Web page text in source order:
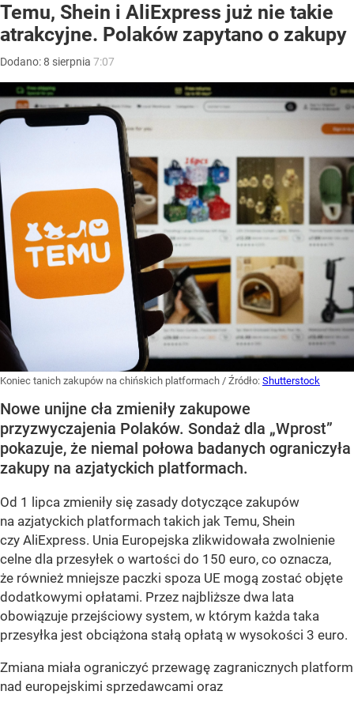
Temu, Shein i AliExpress już nie takie
atrakcyjne. Polaków zapytano o zakupy
Dodano:8 sierpnia 7:07
Koniec tanich zakupów na chińskich platformach / Źródło: Shutterstock
Nowe unijne cła zmieniły zakupowe
przyzwyczajenia Polaków. Sondaż dla „Wprost”
pokazuje, że niemal połowa badanych ograniczyła
zakupy na azjatyckich platformach.
Od 1 lipca zmieniły się zasady dotyczące zakupów
na azjatyckich platformach takich jak Temu, Shein
czy AliExpress. Unia Europejska zlikwidowała zwolnienie
celne dla przesyłek o wartości do 150 euro, co oznacza,
że również mniejsze paczki spoza UE mogą zostać objęte
dodatkowymi opłatami. Przez najbliższe dwa lata
obowiązuje przejściowy system, w którym każda taka
przesyłka jest obciążona stałą opłatą w wysokości 3 euro.
Zmiana miała ograniczyć przewagę zagranicznych platform
nad europejskimi sprzedawcami oraz